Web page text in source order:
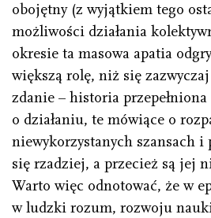
obojętny (z wyjątkiem tego
możliwości działania
okresie ta masowa apatia
większą rolę, niż się zazwyczaj
zdanie – historia
o działaniu, te mówiące o
niewykorzystanych szansach
się rzadziej, a przecież są jej
Warto więc odnotować, że w
w ludzki rozum, rozwoju